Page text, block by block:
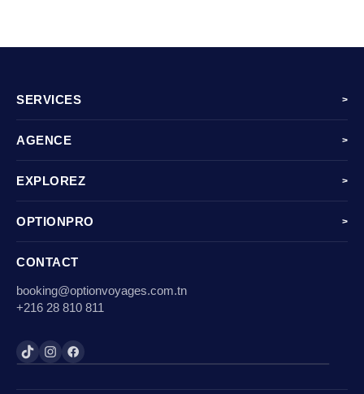
SERVICES >
AGENCE >
EXPLOREZ >
OPTIONPRO >
CONTACT
booking@optionvoyages.com.tn
+216 28 810 811